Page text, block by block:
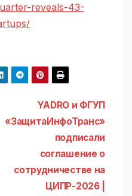
reveals-43-
YADRO и ФГУП
«ЗащитаИнфоТранс»
подписали
соглашение о
сотрудничестве на
ЦИПР-2026 |